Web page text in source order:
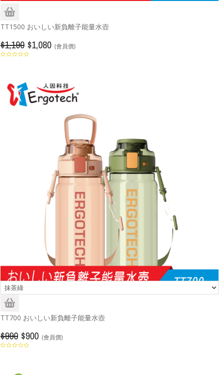
$1,190 $1,080 (會員價)
TT1500 おいしい新負離子能量水壺
$990 $900 (會員價)
TT700 おいしい新負離子能量水壺